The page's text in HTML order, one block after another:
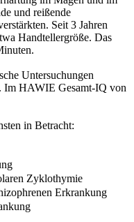
und reißende
Seit 3 Jahren
Handtellergröße. Das
Untersuchungen
Im HAWIE Gesamt-IQ von
in Betracht:
Zyklothymie
Erkrankung